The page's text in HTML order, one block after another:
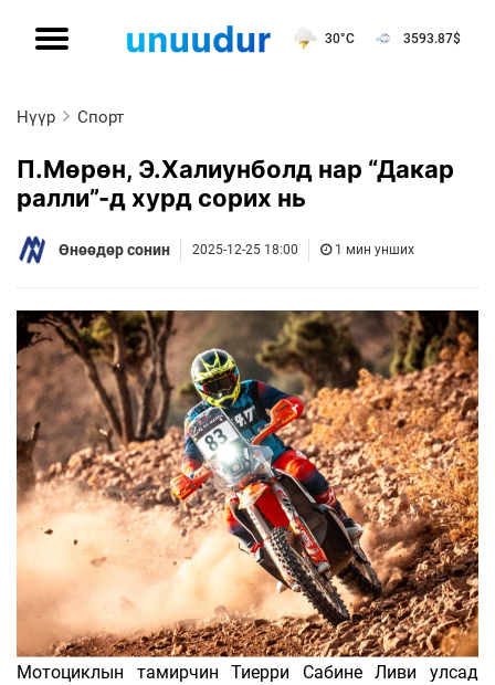
30°C 3593.87$
Нүүр Спорт
П.Мөрөн, Э.Халиунболд нар “Дакар
ралли”-д хурд сорих нь
Өнөөдөр сонин 2025-12-25 18:00 1 мин унших
Мотоциклын тамирчин Тиерри Сабине Ливи улсад